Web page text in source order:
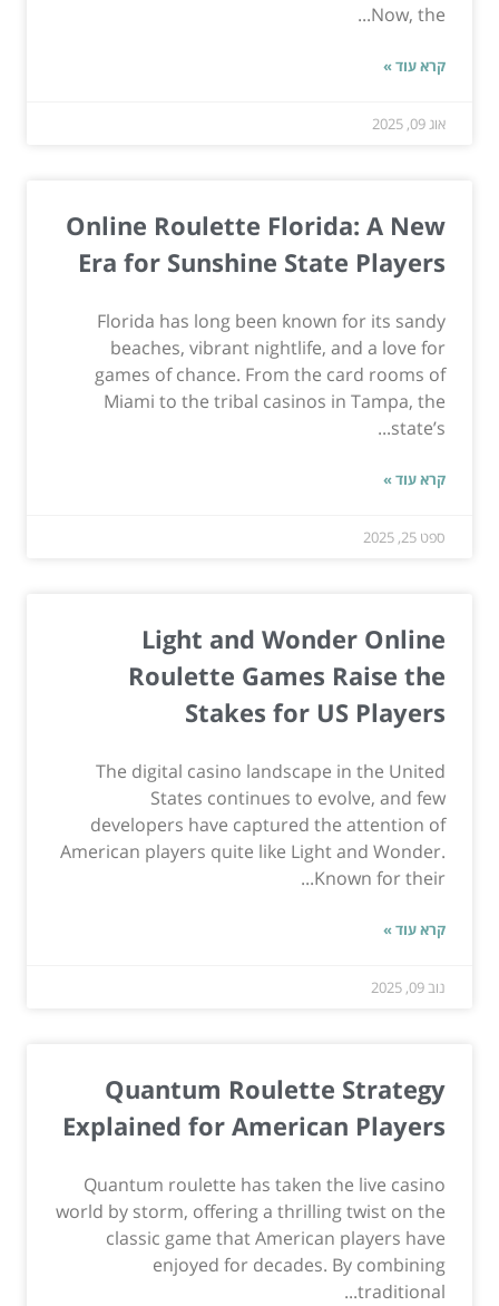
Now, the...
קרא עוד »
אוג 09, 2025
Online Roulette Florida: A New
Era for Sunshine State Players
Florida has long been known for its sandy
beaches, vibrant nightlife, and a love for
games of chance. From the card rooms of
Miami to the tribal casinos in Tampa, the
state’s...
קרא עוד »
ספט 25, 2025
Light and Wonder Online
Roulette Games Raise the
Stakes for US Players
The digital casino landscape in the United
States continues to evolve, and few
developers have captured the attention of
American players quite like Light and Wonder.
Known for their...
קרא עוד »
נוב 09, 2025
Quantum Roulette Strategy
Explained for American Players
Quantum roulette has taken the live casino
world by storm, offering a thrilling twist on the
classic game that American players have
enjoyed for decades. By combining
traditional...